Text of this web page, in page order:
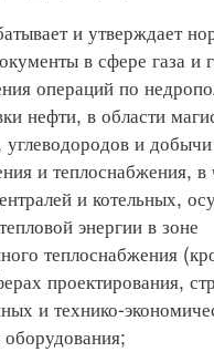
и утверждает
в сфере газа и
операций по
нефти, в области
углеводородов и
и теплоснабжения, в
и котельных,
энергии в зоне
теплоснабжения
проектирования,
и технико-
оборудования;